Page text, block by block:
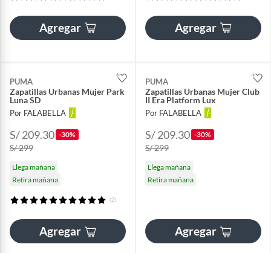
Agregar Agregar
PUMA
Zapatillas Urbanas Mujer Park
Luna SD
Por FALABELLA
S/ 209.30 -30%
S/ 299
Llega mañana
Retira mañana
(2)
Agregar
PUMA
Zapatillas Urbanas Mujer Club
II Era Platform Lux
Por FALABELLA
S/ 209.30 -30%
S/ 299
Llega mañana
Retira mañana
Agregar